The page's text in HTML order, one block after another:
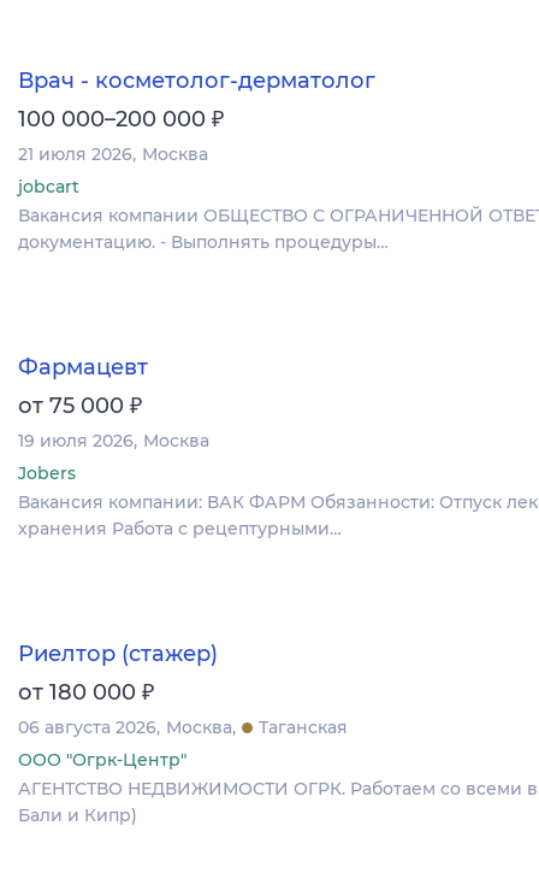
Врач - косметолог-дерматолог
100 000–200 000 ₽
21 июля 2026 Москва
jobcart
Вакансия компании ОБЩЕСТВО С ОГРАНИЧЕННОЙ
документацию. - Выполнять процедуры…
Фармацевт
от 75 000 ₽
19 июля 2026 Москва
Jobers
Вакансия компании: ВАК ФАРМ Обязанности: Отпуск
хранения Работа с рецептурными…
Риелтор (стажер)
от 180 000 ₽
06 августа 2026 Москва
Таганская
ООО "Огрк-Центр"
АГЕНТСТВО НЕДВИЖИМОСТИ ОГРК. Работаем со всеми
Бали и Кипр)